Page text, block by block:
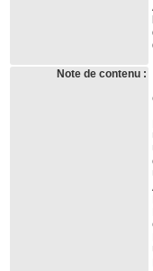
Note de contenu :